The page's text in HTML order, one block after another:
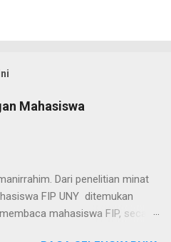
Mahasiswa
Dari penelitian minat
FIP UNY ditemukan
mahasiswa FIP, secara